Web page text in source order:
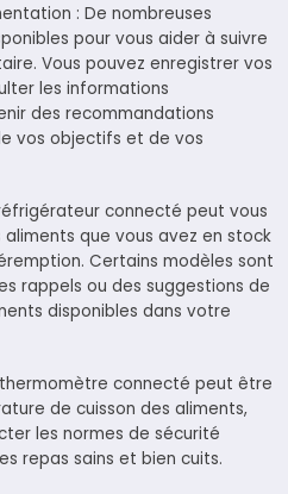
: De nombreuses
pour vous aider à suivre
Vous pouvez enregistrer vos
les informations
des recommandations
vos objectifs et de vos
connecté peut vous
que vous avez en stock
Certains modèles sont
rappels ou des suggestions de
disponibles dans votre
connecté peut être
de cuisson des aliments,
les normes de sécurité
repas sains et bien cuits.